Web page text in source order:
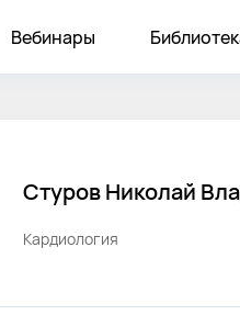
Вебинары
СтуровНиколай
Кардиология